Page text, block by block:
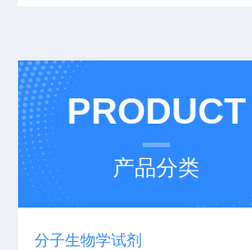
PRODUCT
产品分类
分子生物学试剂